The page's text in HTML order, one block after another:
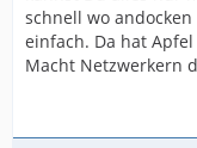
schnell wo
einfach. Da hat
Macht Netzwerkern